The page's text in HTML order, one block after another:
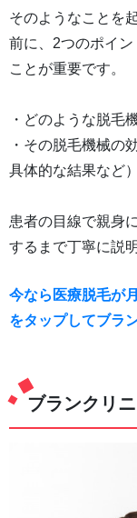
そのようなことを
前に、2つのポイン
ことが重要です。
・どのような脱毛
・その脱毛機械の
具体的な結果など）
患者の目線で親身
するまで丁寧に説
今なら医療脱毛が
をタップしてブラ
ブランクリ